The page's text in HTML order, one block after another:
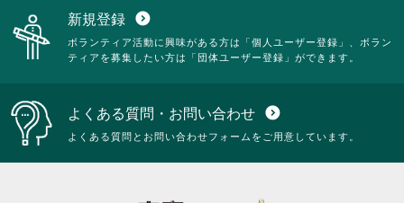
新規登録 expand_circle_down
ボランティア活動に興味がある方は「個人ユーザー登録」、ボラン
ティアを募集したい方は「団体ユーザー登録」ができます。
よくある質問・お問い合わせ expand_circle_down
よくある質問とお問い合わせフォームをご用意しています。